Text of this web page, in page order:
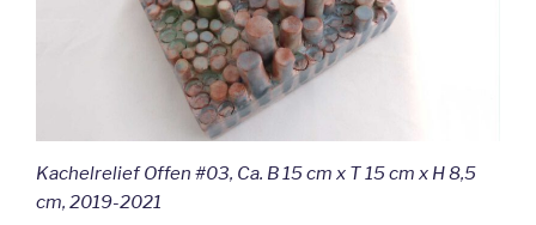
Kachelrelief Offen #03, Ca. B 15 cm x T 15 cm x H 8,5
cm, 2019-2021